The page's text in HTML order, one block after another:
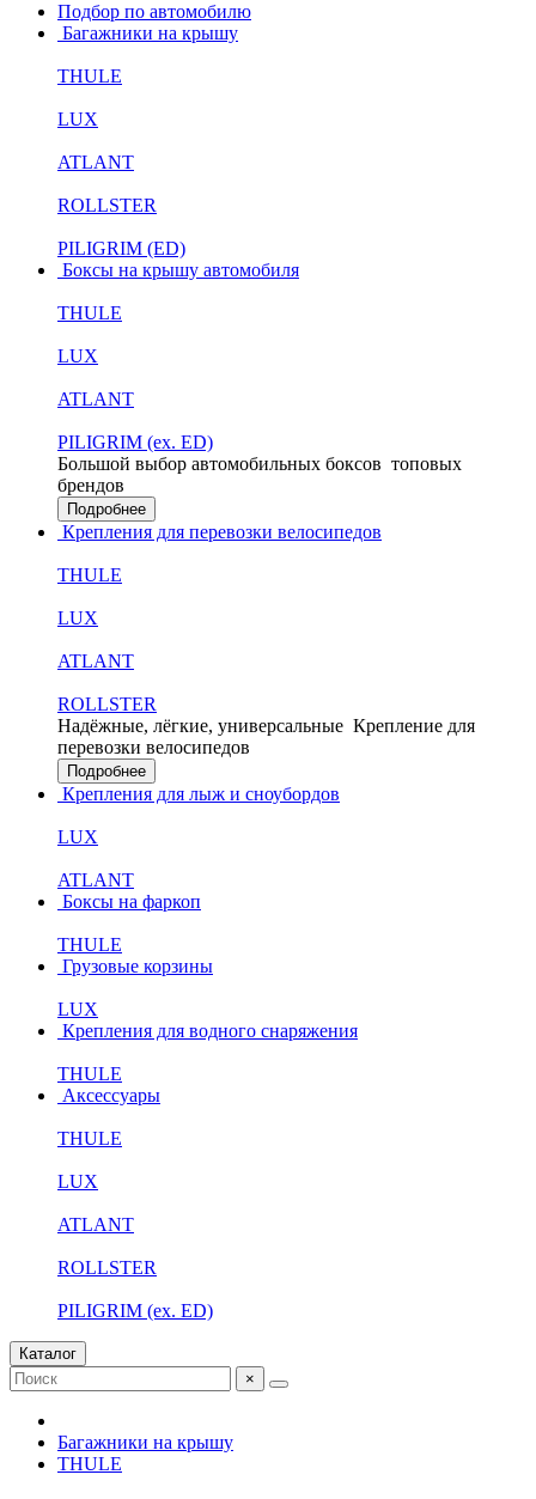
Подбор по автомобилю
Багажники на крышу
THULE
LUX
ATLANT
ROLLSTER
PILIGRIM (ED)
Боксы на крышу автомобиля
THULE
LUX
ATLANT
PILIGRIM (ex. ED)
Большой выбор автомобильных боксов топовых
брендов
Подробнее
Крепления для перевозки велосипедов
THULE
LUX
ATLANT
ROLLSTER
Надёжные, лёгкие, универсальные Крепление для
перевозки велосипедов
Подробнее
Крепления для лыж и сноубордов
LUX
ATLANT
Боксы на фаркоп
THULE
Грузовые корзины
LUX
Крепления для водного снаряжения
THULE
Аксессуары
THULE
LUX
ATLANT
ROLLSTER
PILIGRIM (ex. ED)
Каталог
×
Багажники на крышу
THULE